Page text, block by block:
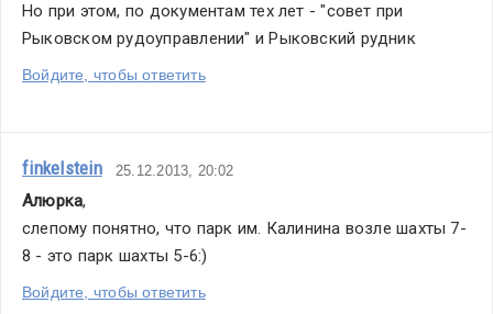
Но при этом, по документам тех лет - "совет при
Рыковском рудоуправлении" и Рыковский рудник
Войдите, чтобы ответить
finkelstein 25.12.2013, 20:02
Алюрка,
слепому понятно, что парк им. Калинина возле шахты 7-
8 - это парк шахты 5-6:)
Войдите, чтобы ответить